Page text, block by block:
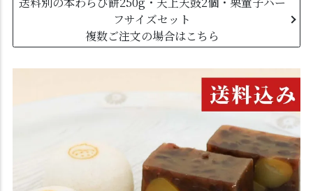
フサイズセット
複数ご注文の場合はこちら